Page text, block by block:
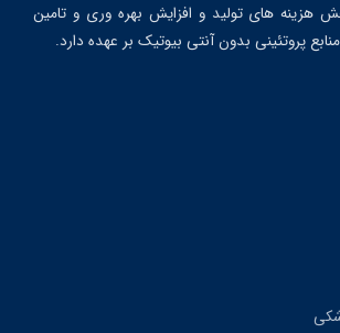
هزینه های تولید و افزایش بهره وری و تامین
پروتئینی بدون آنتی بیوتیک بر عهده دارد.